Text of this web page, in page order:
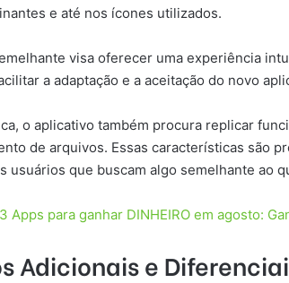
e até nos ícones utilizados.
visa oferecer uma experiência
a adaptação e a aceitação do novo
o aplicativo também procura replicar
de arquivos. Essas características são
usuários que buscam algo semelhante ao
3 Apps para ganhar DINHEIRO em agosto:
Adicionais e